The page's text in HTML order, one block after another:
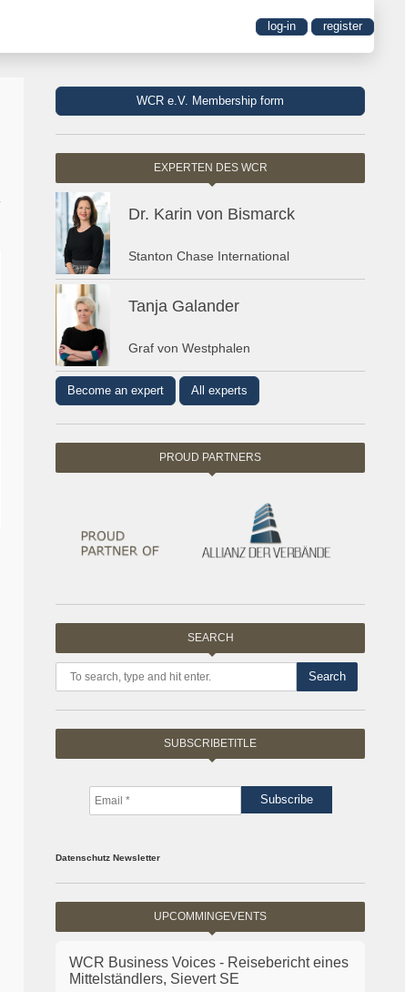
log-in register
WCR e.V. Membership form
EXPERTEN DES WCR
Dr. Karin von Bismarck
Stanton Chase International
Tanja Galander
Graf von Westphalen
Become an expert All experts
PROUD PARTNERS
SEARCH
Search
SUBSCRIBETITLE
Datenschutz Newsletter
UPCOMMINGEVENTS
WCR Business Voices - Reisebericht eines
Mittelständlers, Sievert SE